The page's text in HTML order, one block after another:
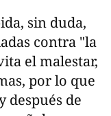
sin duda,
contra "la
el malestar,
por lo que
después de